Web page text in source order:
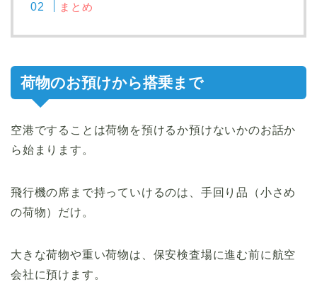
まとめ
荷物のお預けから搭乗まで
空港ですることは荷物を預けるか預けないかのお話か
ら始まります。
飛行機の席まで持っていけるのは、手回り品（小さめ
の荷物）だけ。
大きな荷物や重い荷物は、保安検査場に進む前に航空
会社に預けます。